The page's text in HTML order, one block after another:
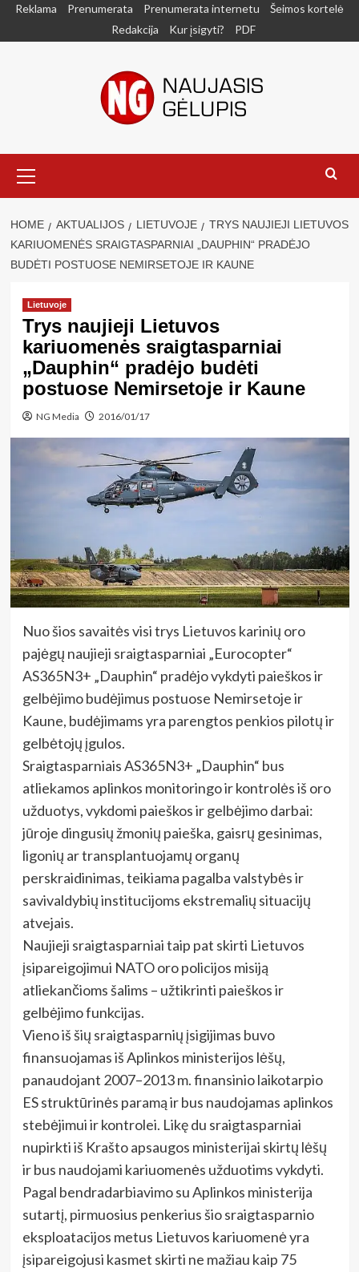
SkipReklama Prenumerata Prenumerata internetu
Šeimos kortelė
Redakcija
Kur įsigyti? PDF
Menu
HOME AKTUALIJOS LIETUVOJE
TRYS NAUJIEJI LIETUVOS
KARIUOMENĖS SRAIGTASPARNIAI „DAUPHIN“ PRADĖJO
BUDĖTI POSTUOSE NEMIRSETOJE IR KAUNE
Lietuvoje
Trys naujieji Lietuvos
kariuomenės sraigtasparniai
„Dauphin“ pradėjo budėti
postuose Nemirsetoje ir Kaune
NG Media 2016/01/17
Nuo šios savaitės visi trys Lietuvos karinių oro
pajėgų naujieji sraigtasparniai „Eurocopter“
AS365N3+ „Dauphin“ pradėjo vykdyti paieškos ir
gelbėjimo budėjimus postuose Nemirsetoje ir
Kaune, budėjimams yra parengtos penkios pilotų ir
gelbėtojų įgulos.
Sraigtasparniais AS365N3+ „Dauphin“ bus
atliekamos aplinkos monitoringo ir kontrolės iš oro
užduotys, vykdomi paieškos ir gelbėjimo darbai:
jūroje dingusių žmonių paieška, gaisrų gesinimas,
ligonių ar transplantuojamų organų
perskraidinimas, teikiama pagalba valstybės ir
savivaldybių institucijoms ekstremalių situacijų
atvejais.
Naujieji sraigtasparniai taip pat skirti Lietuvos
įsipareigojimui NATO oro policijos misiją
atliekančioms šalims – užtikrinti paieškos ir
gelbėjimo funkcijas.
Vieno iš šių sraigtasparnių įsigijimas buvo
finansuojamas iš Aplinkos ministerijos lėšų,
panaudojant 2007–2013 m. finansinio laikotarpio
ES struktūrinės paramą ir bus naudojamas aplinkos
stebėjimui ir kontrolei. Likę du sraigtasparniai
nupirkti iš Krašto apsaugos ministerijai skirtų lėšų
ir bus naudojami kariuomenės užduotims vykdyti.
Pagal bendradarbiavimo su Aplinkos ministerija
sutartį, pirmuosius penkerius šio sraigtasparnio
eksploatacijos metus Lietuvos kariuomenė yra
įsipareigojusi kasmet skirti ne mažiau kaip 75